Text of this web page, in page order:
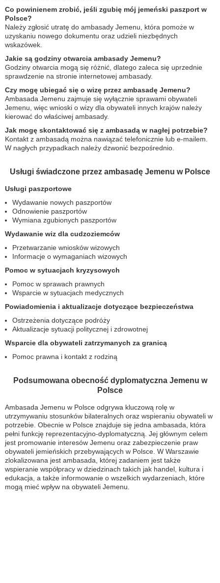
Co powinienem zrobić, jeśli zgubię mój jemeński paszport w
Polsce?
Należy zgłosić utratę do ambasady Jemenu, która pomoże w
uzyskaniu nowego dokumentu oraz udzieli niezbędnych
wskazówek.
Jakie są godziny otwarcia ambasady Jemenu?
Godziny otwarcia mogą się różnić, dlatego zaleca się uprzednie
sprawdzenie na stronie internetowej ambasady.
Czy mogę ubiegać się o wizę przez ambasadę Jemenu?
Ambasada Jemenu zajmuje się wyłącznie sprawami obywateli
Jemenu, więc wnioski o wizy dla obywateli innych krajów należy
kierować do właściwej ambasady.
Jak mogę skontaktować się z ambasadą w nagłej potrzebie?
Kontakt z ambasadą można nawiązać telefonicznie lub e-mailem.
W nagłych przypadkach należy dzwonić bezpośrednio.
Usługi świadczone przez ambasadę Jemenu w Polsce
Usługi paszportowe
Wydawanie nowych paszportów
Odnowienie paszportów
Wymiana zgubionych paszportów
Wydawanie wiz dla cudzoziemców
Przetwarzanie wniosków wizowych
Informacje o wymaganiach wizowych
Pomoc w sytuacjach kryzysowych
Pomoc w sprawach prawnych
Wsparcie w sytuacjach medycznych
Powiadomienia i aktualizacje dotyczące bezpieczeństwa
Ostrzeżenia dotyczące podróży
Aktualizacje sytuacji politycznej i zdrowotnej
Wsparcie dla obywateli zatrzymanych za granicą
Pomoc prawna i kontakt z rodziną
Podsumowana obecność dyplomatyczna Jemenu w
Polsce
Ambasada Jemenu w Polsce odgrywa kluczową rolę w
utrzymywaniu stosunków bilateralnych oraz wspieraniu obywateli w
potrzebie. Obecnie w Polsce znajduje się jedna ambasada, która
pełni funkcję reprezentacyjno-dyplomatyczną. Jej głównym celem
jest promowanie interesów Jemenu oraz zabezpieczenie praw
obywateli jemieńskich przebywających w Polsce. W Warszawie
zlokalizowana jest ambasada, której zadaniem jest także
wspieranie współpracy w dziedzinach takich jak handel, kultura i
edukacja, a także informowanie o wszelkich wydarzeniach, które
mogą mieć wpływ na obywateli Jemenu.